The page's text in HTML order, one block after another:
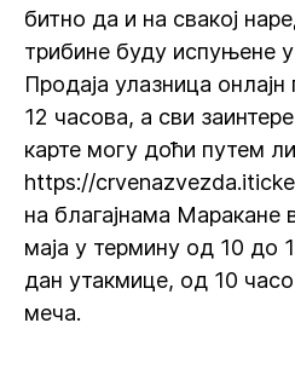
битно да и на свакој
трибине буду испуњене
Продаја улазница
12 часова, а сви
карте могу доћи путем
https://
на благајнама Маракане
маја у термину од 10 до
дан утакмице, од 10
меча.